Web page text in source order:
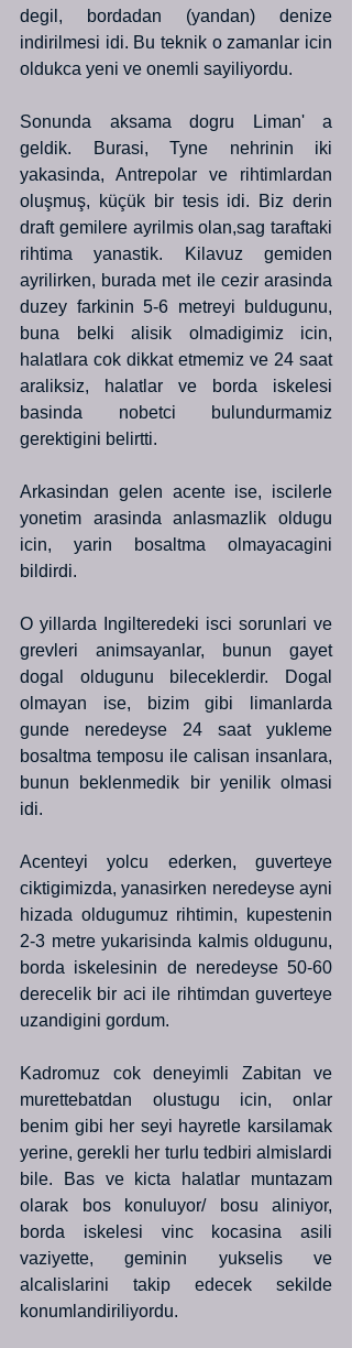
degil, bordadan (yandan) denize
indirilmesi idi. Bu teknik o zamanlar icin
oldukca yeni ve onemli sayiliyordu.
Sonunda aksama dogru Liman' a
geldik. Burasi, Tyne nehrinin iki
yakasinda, Antrepolar ve rihtimlardan
oluşmuş, küçük bir tesis idi. Biz derin
draft gemilere ayrilmis olan,sag taraftaki
rihtima yanastik. Kilavuz gemiden
ayrilirken, burada met ile cezir arasinda
duzey farkinin 5-6 metreyi buldugunu,
buna belki alisik olmadigimiz icin,
halatlara cok dikkat etmemiz ve 24 saat
araliksiz, halatlar ve borda iskelesi
basinda nobetci bulundurmamiz
gerektigini belirtti.
Arkasindan gelen acente ise, iscilerle
yonetim arasinda anlasmazlik oldugu
icin, yarin bosaltma olmayacagini
bildirdi.
O yillarda Ingilteredeki isci sorunlari ve
grevleri animsayanlar, bunun gayet
dogal oldugunu bileceklerdir. Dogal
olmayan ise, bizim gibi limanlarda
gunde neredeyse 24 saat yukleme
bosaltma temposu ile calisan insanlara,
bunun beklenmedik bir yenilik olmasi
idi.
Acenteyi yolcu ederken, guverteye
ciktigimizda, yanasirken neredeyse ayni
hizada oldugumuz rihtimin, kupestenin
2-3 metre yukarisinda kalmis oldugunu,
borda iskelesinin de neredeyse 50-60
derecelik bir aci ile rihtimdan guverteye
uzandigini gordum.
Kadromuz cok deneyimli Zabitan ve
murettebatdan olustugu icin, onlar
benim gibi her seyi hayretle karsilamak
yerine, gerekli her turlu tedbiri almislardi
bile. Bas ve kicta halatlar muntazam
olarak bos konuluyor/ bosu aliniyor,
borda iskelesi vinc kocasina asili
vaziyette, geminin yukselis ve
alcalislarini takip edecek sekilde
konumlandiriliyordu.